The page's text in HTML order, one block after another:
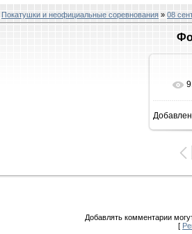
Покатушки и неофициальные соревнования » 08
Добавлять комментарии
[